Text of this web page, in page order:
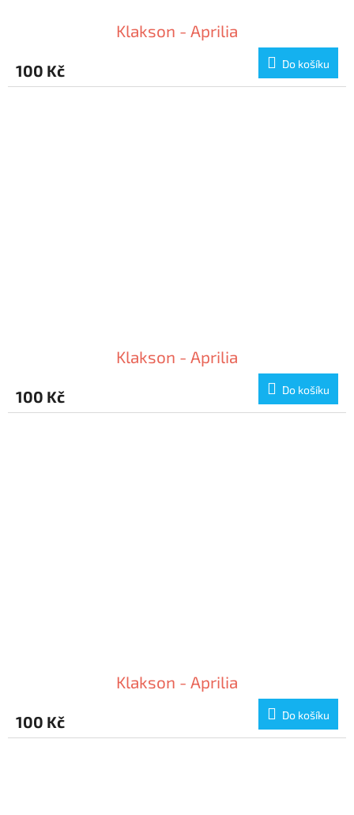
Klakson - Aprilia
100 Kč Do košíku
Klakson - Aprilia
100 Kč Do košíku
Klakson - Aprilia
100 Kč Do košíku